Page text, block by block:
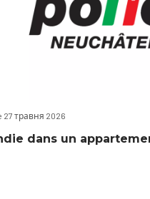
27 травня 2026
dans un